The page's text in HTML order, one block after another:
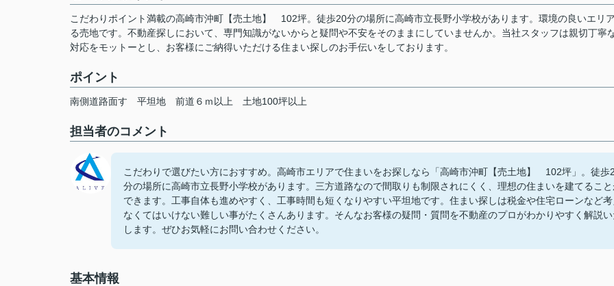
こだわりポイント満載の高崎市沖町【売土地】 102坪。徒歩20分の場所に高崎市立長野小学校があります。環境の良いエリ
る売地です。不動産探しにおいて、専門知識がないからと疑問や不安をそのままにしていませんか。当社スタッフは親切丁寧
対応をモットーとし、お客様にご納得いただける住まい探しのお手伝いをしております。
ポイント
南側道路面す 平坦地 前道６ｍ以上 土地100坪以上
担当者のコメント
こだわりで選びたい方におすすめ。高崎市エリアで住まいをお探しなら「高崎市沖町【売土地】 102坪」。徒歩
分の場所に高崎市立長野小学校があります。三方道路なので間取りも制限されにくく、理想の住まいを建てるこ
できます。工事自体も進めやすく、工事時間も短くなりやすい平坦地です。住まい探しは税金や住宅ローンなど
なくてはいけない難しい事がたくさんあります。そんなお客様の疑問・質問を不動産のプロがわかりやすく解説
します。ぜひお気軽にお問い合わせください。
基本情報